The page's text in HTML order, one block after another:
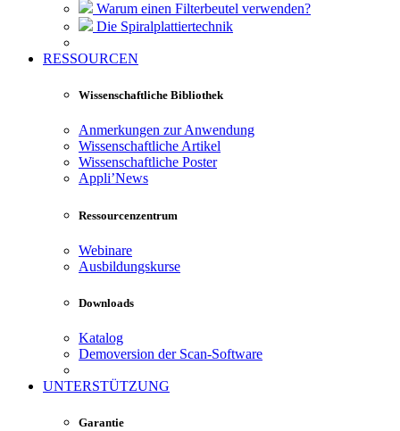
Warum einen Filterbeutel verwenden?
Die Spiralplattier­technik
RESSOURCEN
Wissenschaftliche Bibliothek
Anmerkungen zur Anwendung
Wissenschaftliche Artikel
Wissenschaftliche Poster
Appli’News
Ressourcenzentrum
Webinare
Ausbildungskurse
Downloads
Katalog
Demoversion der Scan-Software
UNTERSTÜTZUNG
Garantie